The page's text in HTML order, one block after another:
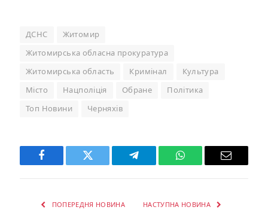
ДСНС Житомир
Житомирська обласна прокуратура
Житомирська область Кримінал Культура
Місто Нацполіція Обране Політика
Топ Новини Черняхів
Facebook Twitter Telegram WhatsAppEmail
ПОПЕРЕДНЯ НОВИНА НАСТУПНА НОВИНА